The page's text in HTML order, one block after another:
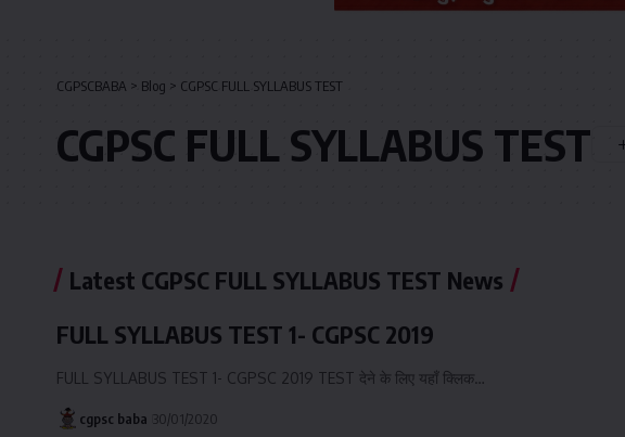
CGPSCBABA > Blog > CGPSC FULL SYLLABUS TEST
CGPSC FULL SYLLABUS TEST
Latest CGPSC FULL SYLLABUS TEST News
FULL SYLLABUS TEST 1- CGPSC 2019
FULL SYLLABUS TEST 1- CGPSC 2019 TEST देने के लिए यहाँ क्लिक…
cgpsc baba 30/01/2020